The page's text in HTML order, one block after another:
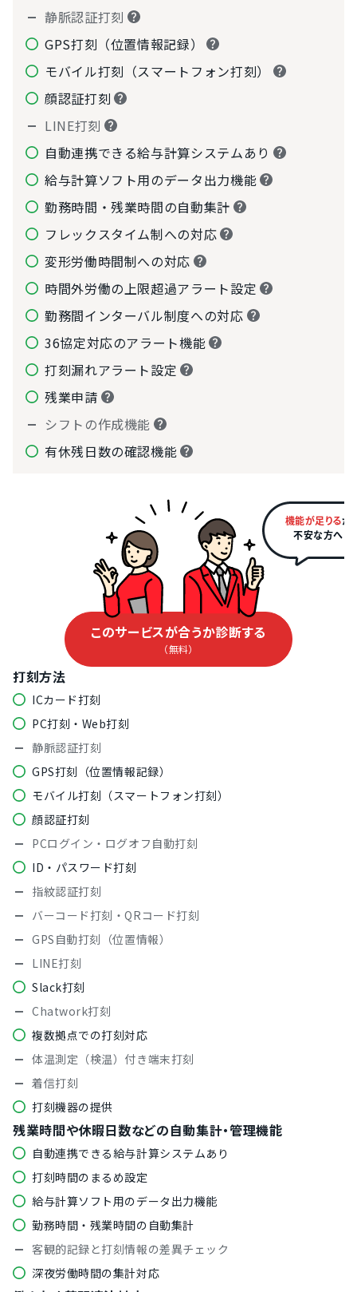
静脈認証打刻
GPS打刻（位置情報記録）
モバイル打刻（スマートフォン打刻）
顔認証打刻
LINE打刻
自動連携できる給与計算システムあり
給与計算ソフト用のデータ出力機能
勤務時間・残業時間の自動集計
フレックスタイム制への対応
変形労働時間制への対応
時間外労働の上限超過アラート設定
勤務間インターバル制度への対応
36協定対応のアラート機能
打刻漏れアラート設定
残業申請
シフトの作成機能
有休残日数の確認機能
機能が足りるか
不安な方へ
このサービスが合うか診断する
（無料）
打刻方法
ICカード打刻
PC打刻・Web打刻
静脈認証打刻
GPS打刻（位置情報記録）
モバイル打刻（スマートフォン打刻）
顔認証打刻
PCログイン・ログオフ自動打刻
ID・パスワード打刻
指紋認証打刻
バーコード打刻・QRコード打刻
GPS自動打刻（位置情報）
LINE打刻
Slack打刻
Chatwork打刻
複数拠点での打刻対応
体温測定（検温）付き端末打刻
着信打刻
打刻機器の提供
残業時間や休暇日数などの自動集計・管理機能
自動連携できる給与計算システムあり
打刻時間のまるめ設定
給与計算ソフト用のデータ出力機能
勤務時間・残業時間の自動集計
客観的記録と打刻情報の差異チェック
深夜労働時間の集計対応